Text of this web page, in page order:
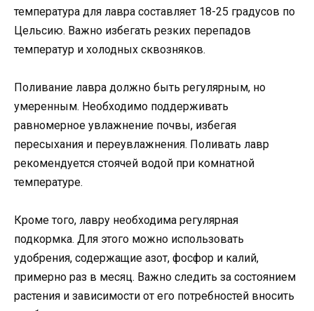
температура для лавра составляет 18-25 градусов по
Цельсию. Важно избегать резких перепадов
температур и холодных сквозняков.
Поливание лавра должно быть регулярным, но
умеренным. Необходимо поддерживать
равномерное увлажнение почвы, избегая
пересыхания и переувлажнения. Поливать лавр
рекомендуется стоячей водой при комнатной
температуре.
Кроме того, лавру необходима регулярная
подкормка. Для этого можно использовать
удобрения, содержащие азот, фосфор и калий,
примерно раз в месяц. Важно следить за состоянием
растения и зависимости от его потребностей вносить